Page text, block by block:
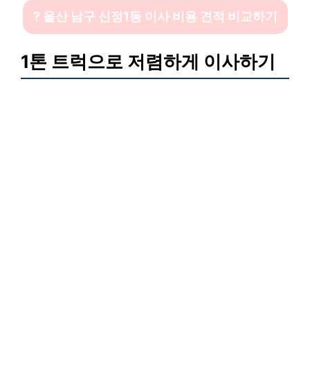
? 울산 남구 신정1동 이사 비용 견적 비교하기
1톤 트럭으로 저렴하게 이사하기